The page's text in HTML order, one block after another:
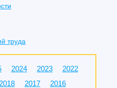
труда
2024 2023
2022
2018 2017
2016